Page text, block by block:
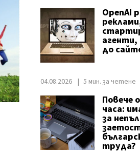
OpenAI
до
04.08.2026 5 мин. за четене
Повече
часа:
за
труда?